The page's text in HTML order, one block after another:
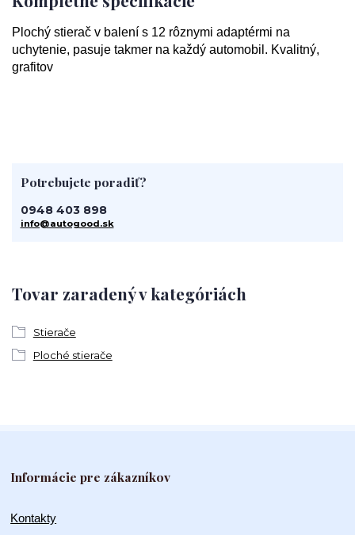
Plochý stierač v balení s 12 rôznymi adaptérmi na
uchytenie, pasuje takmer na každý automobil. Kvalitný,
grafitov
Tovar zaradený v kategóriách
Stierače
Ploché stierače
Potrebujete poradiť?
0948 403 898
info@autogood.sk
Informácie pre zákazníkov
Kontakty